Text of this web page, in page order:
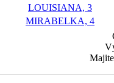
LOUISIANA, 3
MIRABELKA, 4